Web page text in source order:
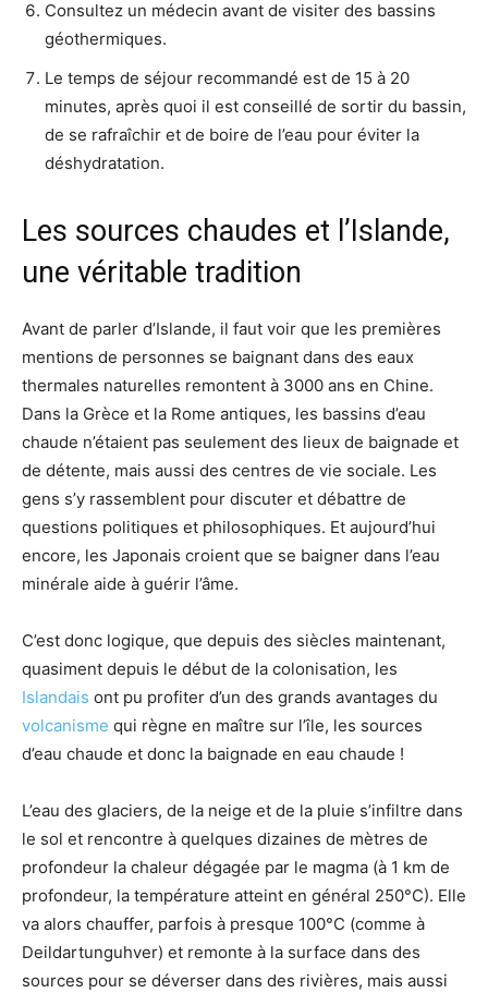
Consultez un médecin avant de visiter des bassins
géothermiques.
Le temps de séjour recommandé est de 15 à 20
minutes, après quoi il est conseillé de sortir du bassin,
de se rafraîchir et de boire de l’eau pour éviter la
déshydratation.
Les sources chaudes et l’Islande,
une véritable tradition
Avant de parler d’Islande, il faut voir que les premières
mentions de personnes se baignant dans des eaux
thermales naturelles remontent à 3000 ans en Chine.
Dans la Grèce et la Rome antiques, les bassins d’eau
chaude n’étaient pas seulement des lieux de baignade et
de détente, mais aussi des centres de vie sociale. Les
gens s’y rassemblent pour discuter et débattre de
questions politiques et philosophiques. Et aujourd’hui
encore, les Japonais croient que se baigner dans l’eau
minérale aide à guérir l’âme.
C’est donc logique, que depuis des siècles maintenant,
quasiment depuis le début de la colonisation, les
Islandais ont pu profiter d’un des grands avantages du
volcanisme qui règne en maître sur l’île, les sources
d’eau chaude et donc la baignade en eau chaude !
L’eau des glaciers, de la neige et de la pluie s’infiltre dans
le sol et rencontre à quelques dizaines de mètres de
profondeur la chaleur dégagée par le magma (à 1 km de
profondeur, la température atteint en général 250°C). Elle
va alors chauffer, parfois à presque 100°C (comme à
Deildartunguhver) et remonte à la surface dans des
sources pour se déverser dans des rivières, mais aussi